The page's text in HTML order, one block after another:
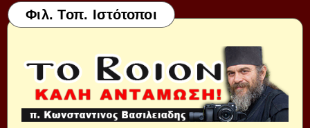
Φιλ. Τοπ. Ιστότοποι